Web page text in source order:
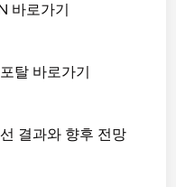
바로가기
탈 바로가기
결과와 향후 전망